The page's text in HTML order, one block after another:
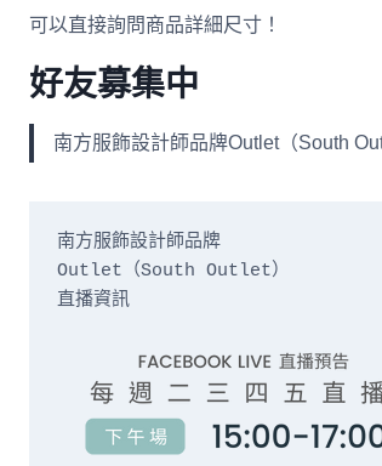
可以直接詢問商品詳細尺寸！
好友募集中
南方服飾設計師品牌Outlet（South
南方服飾設計師品牌
Outlet（South Outlet）
直播資訊